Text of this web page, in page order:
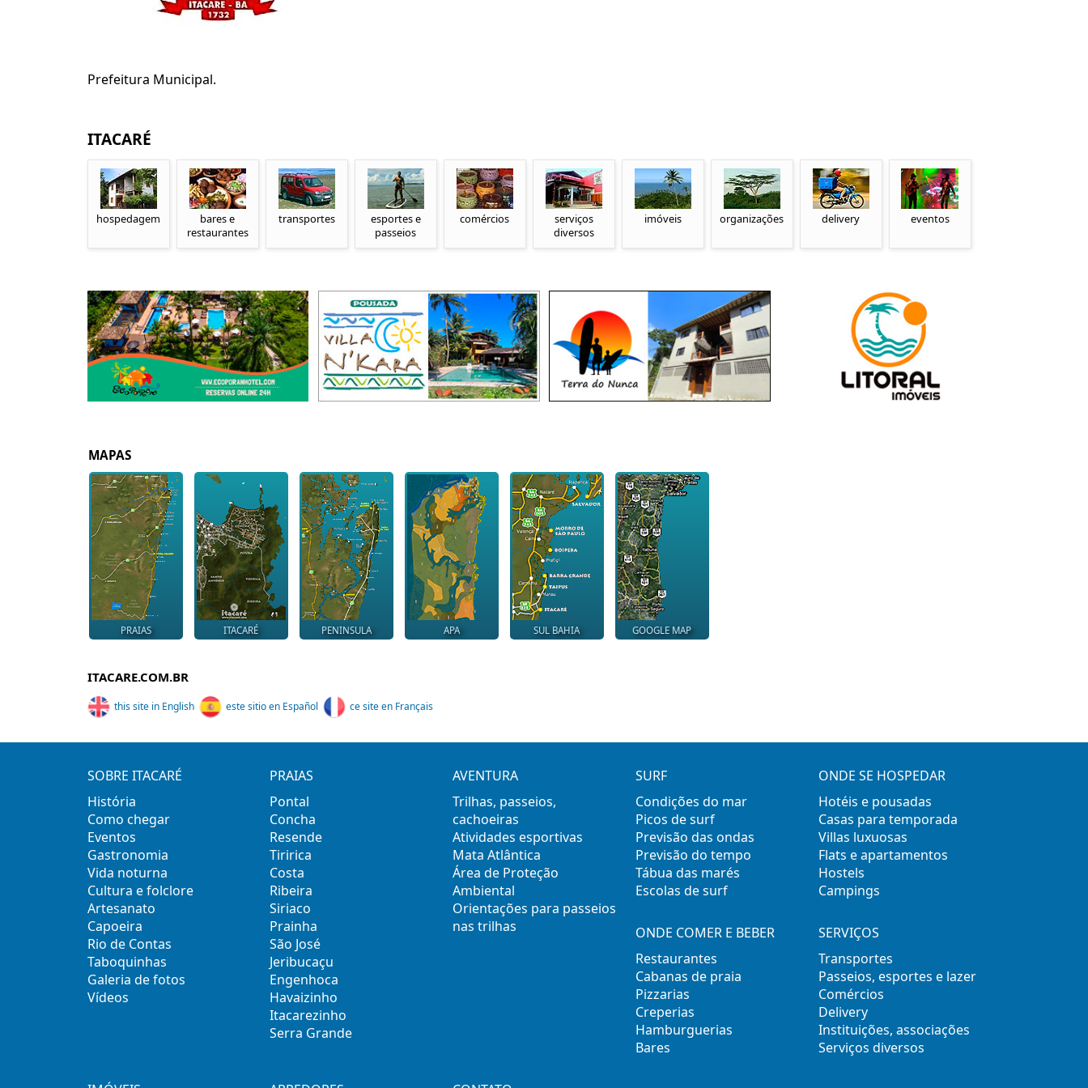
Prefeitura Municipal.
ITACARÉ
hospedagem
bares e
restaurantes
transportes
esportes e
passeios
comércios
serviços
diversos
imóveis organizações delivery eventos
MAPAS
PRAIAS ITACARÉ PENINSULA APA SUL BAHIA GOOGLE MAP
ITACARE.COM.BR
this site in English este sitio en Español ce site en Français
SOBRE ITACARÉ
História
Como chegar
Eventos
Gastronomia
Vida noturna
Cultura e folclore
Artesanato
Capoeira
Rio de Contas
Taboquinhas
Galeria de fotos
Vídeos
PRAIAS
Pontal
Concha
Resende
Tiririca
Costa
Ribeira
Siriaco
Prainha
São José
Jeribucaçu
Engenhoca
Havaizinho
Itacarezinho
Serra Grande
AVENTURA
Trilhas, passeios,
cachoeiras
Atividades esportivas
Mata Atlântica
Área de Proteção
Ambiental
Orientações para passeios
nas trilhas
SURF
Condições do mar
Picos de surf
Previsão das ondas
Previsão do tempo
Tábua das marés
Escolas de surf
ONDE SE HOSPEDAR
Hotéis e pousadas
Casas para temporada
Villas luxuosas
Flats e apartamentos
Hostels
Campings
ONDE COMER E BEBER
Restaurantes
Cabanas de praia
Pizzarias
Creperias
Hamburguerias
Bares
SERVIÇOS
Transportes
Passeios, esportes e lazer
Comércios
Delivery
Instituições, associações
Serviços diversos